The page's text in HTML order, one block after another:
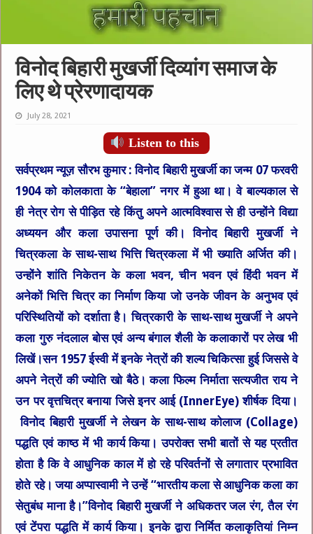
विनोद बिहारी मुखर्जी दिव्यांग समाज के
लिए थे प्रेरणादायक
July 28, 2021
Listen to this
सर्वप्रथम न्यूज़ सौरभ कुमार :विनोद बिहारी मुखर्जी का जन्म 07 फरवरी
1904 को कोलकाता के “बेहाला” नगर में हुआ था। वे बाल्यकाल से
हीनेत्र रोगसे पीड़ित रहे किंतु अपने आत्मविश्वास से ही उन्होंने विद्या
अध्ययन और कला उपासना पूर्ण की। विनोद बिहारी मुखर्जी ने
चित्रकला के साथ-साथ भित्ति चित्रकला में भी ख्याति अर्जित की।
उन्होंने शांति निकेतन के कला भवन, चीन भवन एवं हिंदी भवन में
अनेकों भित्ति चित्र का निर्माण किया जो उनके जीवन के अनुभव एवं
परिस्थितियों को दर्शाता है। चित्रकारी के साथ-साथ मुखर्जी ने अपने
कला गुरु नंदलाल बोस एवं अन्य बंगाल शैली के कलाकारों पर लेख भी
लिखें।सन 1957 ईस्वी में इनके नेत्रों की शल्य चिकित्सा हुई जिससे वे
अपने नेत्रों की ज्योति खो बैठे। कला फिल्म निर्मातासत्यजीत रायने
उन पर वृत्तचित्र बनाया जिसेइनर आई (InnerEye)शीर्षक दिया।
विनोद बिहारी मुखर्जी ने लेखन के साथ-साथ कोलाज (Collage)
पद्धति एवं काष्ठ में भी कार्य किया। उपरोक्त सभी बातों से यह प्रतीत
होता है कि वे आधुनिक काल में हो रहे परिवर्तनों से लगातार प्रभावित
होते रहे।जया अप्पास्वामीने उन्हें “भारतीय कला से आधुनिक कला का
सेतुबंध माना है।”विनोद बिहारी मुखर्जी ने अधिकतर जल रंग, तैल रंग
एवं टेंपरा पद्धति में कार्य किया। इनके द्वारा निर्मित कलाकृतियां निम्न